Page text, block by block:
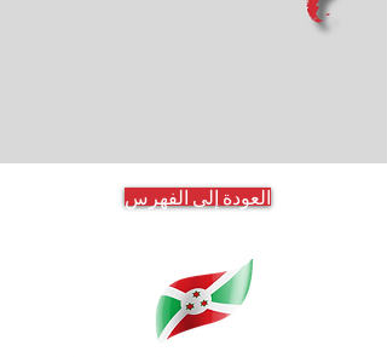
العودة إلى الفهرس